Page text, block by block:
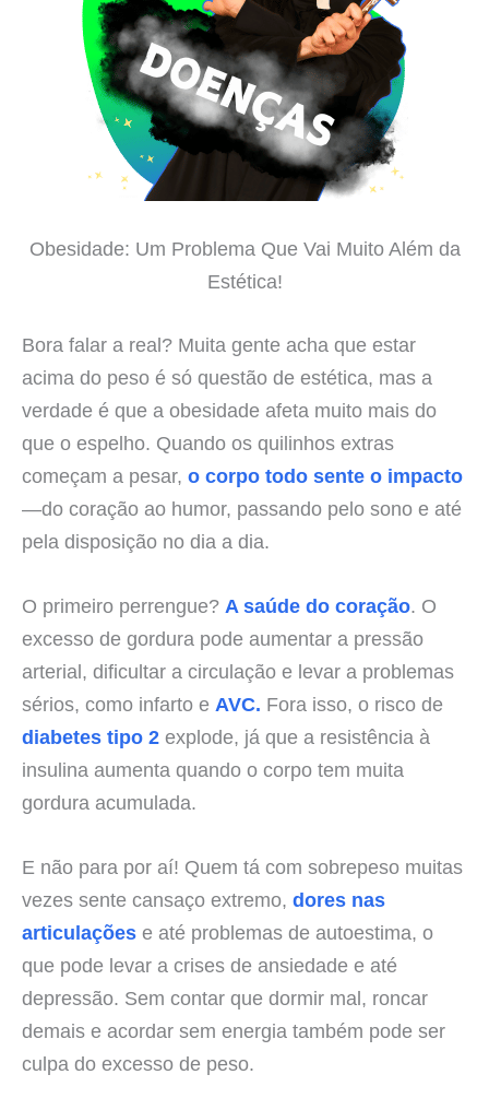
Obesidade: Um Problema Que Vai Muito Além da
Estética!
Bora falar a real? Muita gente acha que estar
acima do peso é só questão de estética, mas a
verdade é que a obesidade afeta muito mais do
que o espelho. Quando os quilinhos extras
começam a pesar, o corpo todo sente o impacto
—do coração ao humor, passando pelo sono e até
pela disposição no dia a dia.
O primeiro perrengue? A saúde do coração. O
excesso de gordura pode aumentar a pressão
arterial, dificultar a circulação e levar a problemas
sérios, como infarto e AVC. Fora isso, o risco de
diabetes tipo 2 explode, já que a resistência à
insulina aumenta quando o corpo tem muita
gordura acumulada.
E não para por aí! Quem tá com sobrepeso muitas
vezes sente cansaço extremo, dores nas
articulações e até problemas de autoestima, o
que pode levar a crises de ansiedade e até
depressão. Sem contar que dormir mal, roncar
demais e acordar sem energia também pode ser
culpa do excesso de peso.